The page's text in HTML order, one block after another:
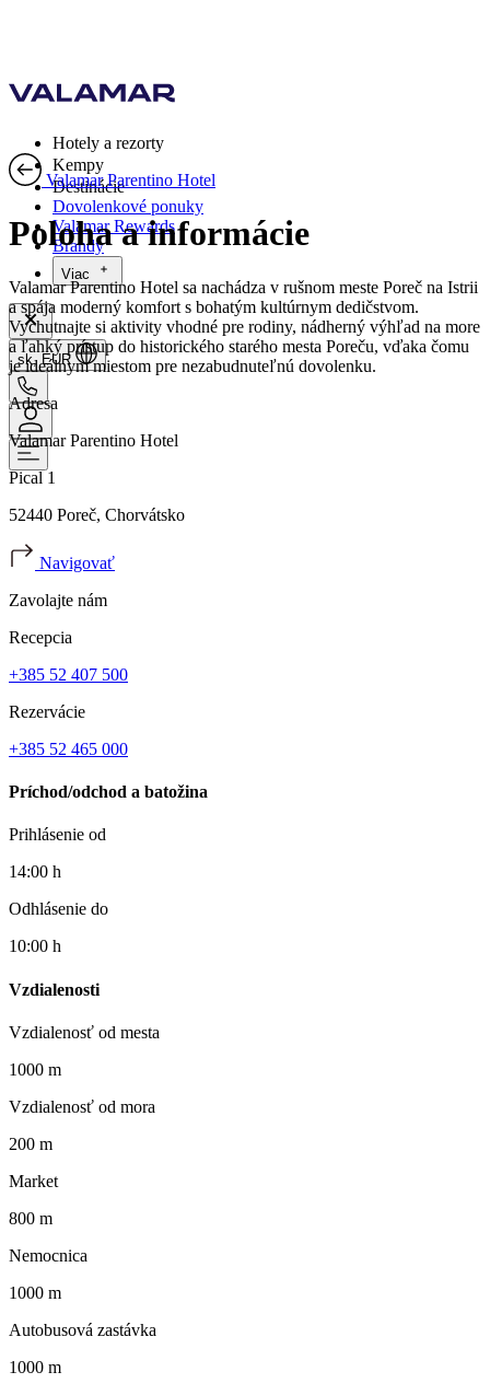
Hotely a rezorty
Kempy
Destinácie
Dovolenkové ponuky
Valamar Rewards
Brandy
Viac
sk, EUR
Valamar Parentino Hotel
Poloha a informácie
Valamar Parentino Hotel sa nachádza v rušnom meste Poreč na Istrii
a spája moderný komfort s bohatým kultúrnym dedičstvom.
Vychutnajte si aktivity vhodné pre rodiny, nádherný výhľad na more
a ľahký prístup do historického starého mesta Poreču, vďaka čomu
je ideálnym miestom pre nezabudnuteľnú dovolenku.
Adresa
Valamar Parentino Hotel
Pical 1
52440 Poreč, Chorvátsko
Navigovať
Zavolajte nám
Recepcia
+385 52 407 500
Rezervácie
+385 52 465 000
Príchod/odchod a batožina
Prihlásenie od
14:00 h
Odhlásenie do
10:00 h
Vzdialenosti
Vzdialenosť od mesta
1000 m
Vzdialenosť od mora
200 m
Market
800 m
Nemocnica
1000 m
Autobusová zastávka
1000 m